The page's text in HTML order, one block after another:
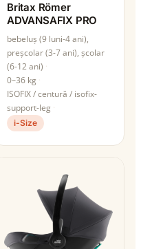
Britax Römer
ADVANSAFIX PRO
bebeluș (9 luni-4 ani),
preșcolar (3-7 ani), școlar
(6-12 ani)
0–36 kg
ISOFIX / centură / isofix-
support-leg
i-Size